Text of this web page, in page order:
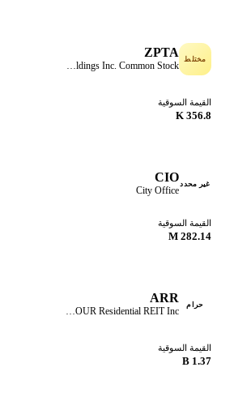
ZPTA
Zapata Computing Holdings Inc. Common Stock
السوقية
محدد
City Office
السوقية
282.14
ARR
ARMOUR Residential REIT Inc
السوقية